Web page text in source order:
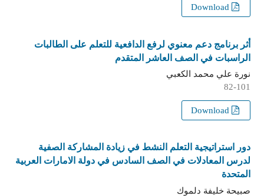
Download
أثر برنامج دعم معنوي لرفع الدافعية للتعلم على الطالبات
الراسبات في الصف العاشر المتقدم
نورة علي محمد الكعبي
82-101
دور استراتيجية التعلم النشط في زيادة المشاركة الصفية
لدرس المعادلات في الصف السادس في دولة الامارات العربية
المتحدة
صبيحة خليفة دلموك